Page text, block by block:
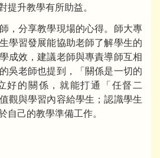
提升教學有所助益。
，分享教學現場的心得。師大專
學習發展能協助老師了解學生的
成效，建議老師與專責導師互相
吳老師也提到，「關係是一切的
好的關係，就能打通「任督二
觀與學習內容給學生；認識學生
自己的教學準備工作。